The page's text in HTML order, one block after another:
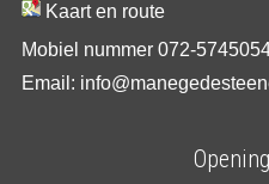
Kaart en route
Mobiel nummer 072-
Email: